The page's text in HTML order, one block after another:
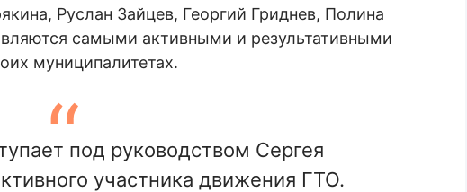
Руслан Зайцев, Георгий Гриднев, Полина
самыми активными и результативными
муниципалитетах.
под руководством Сергея
участника движения ГТО.